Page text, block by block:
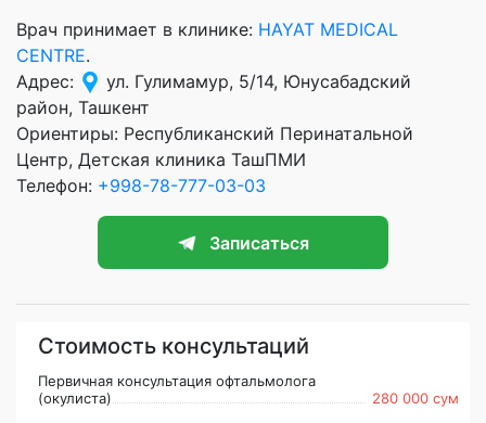
Врач принимает в клинике: HAYAT MEDICAL
CENTRE.
Адрес:
ул. Гулимамур, 5/14, Юнусабадский
район, Ташкент
Ориентиры: Республиканский Перинатальной
Центр, Детская клиника ТашПМИ
Телефон: +998-78-777-03-03
Записаться
Стоимость консультаций
Первичная консультация офтальмолога
(окулиста)
280 000 сум